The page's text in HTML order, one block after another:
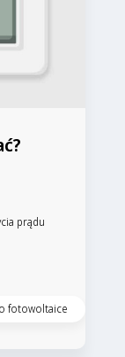
prądu
fotowoltaice